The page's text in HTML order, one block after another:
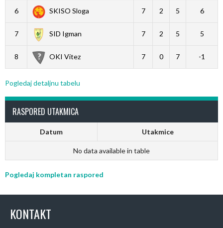
6 SKISO Sloga 7 2 5 6
7 SID Igman 7 2 5 5
8 OKI Vitez 7 0 7 -1
Pogledaj detaljnu tabelu
RASPORED UTAKMICA
Datum Utakmice
No data available in table
Pogledaj kompletan raspored
KONTAKT